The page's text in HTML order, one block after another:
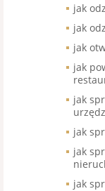
jak
jak
jak
jak
jak
jak
jak
jak